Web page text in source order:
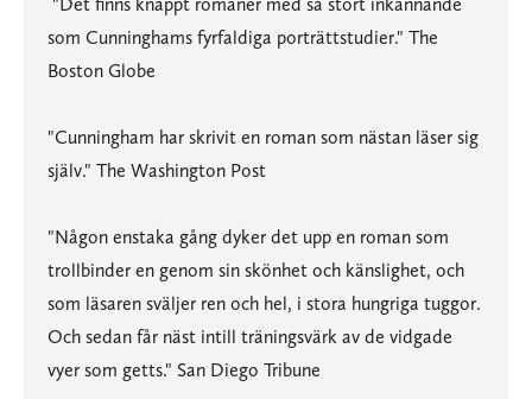
som Cunninghams fyrfaldiga porträttstudier." The
Boston Globe
"Cunningham har skrivit en roman som nästan läser sig
själv." The Washington Post
"Någon enstaka gång dyker det upp en roman som
trollbinder en genom sin skönhet och känslighet, och
som läsaren sväljer ren och hel, i stora hungriga tuggor.
Och sedan får näst intill träningsvärk av de vidgade
vyer som getts." San Diego Tribune